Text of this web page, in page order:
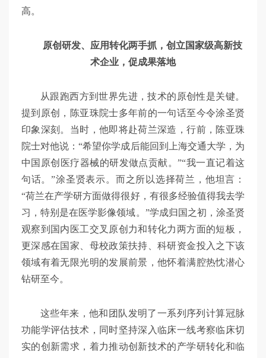
高。
原创研发、应用转化两手抓，创立国家级高新技
术企业，促成果落地
从跟跑西方到世界先进，技术的原创性是关键。
提到原创，陈亚珠院士多年前的一句话至今令涂圣贤
印象深刻。当时，他即将赴荷兰深造，行前，陈亚珠
院士对他说：“希望你学成后能回到上海交通大学，为
中国原创医疗器械的研发做点贡献。”“我一直记着这
句话。”涂圣贤表示。而之所以选择荷兰，他坦言：
“荷兰在产学研方面做得很好，有很多经验值得我去学
习，特别是在医学影像领域。”学成归国之初，涂圣贤
观察到国内医工交叉原创力和转化力两方面的短板，
更深感在国家、母校政策扶持、科研资金投入之下该
领域有着无限光明的发展前景，他怀着满腔热忱潜心
钻研至今。
这些年来，他和团队发明了一系列序列计算冠脉
功能学评估技术，同时坚持深入临床一线考察临床切
实的创新需求，着力推动创新技术的产学研转化和临